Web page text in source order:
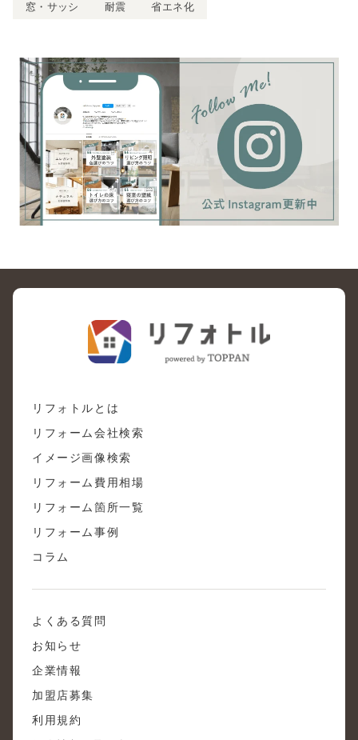
窓・サッシ 耐震 省エネ化
リフォトルとは
リフォーム会社検索
イメージ画像検索
リフォーム費用相場
リフォーム箇所一覧
リフォーム事例
コラム
よくある質問
お知らせ
企業情報
加盟店募集
利用規約